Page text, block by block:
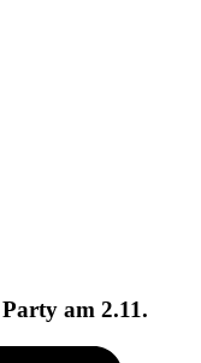
am 2.11.